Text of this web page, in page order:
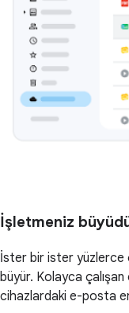
İşletmeniz
İster bir ister yüzlerce
büyür. Kolayca çalışan
cihazlardaki e-posta